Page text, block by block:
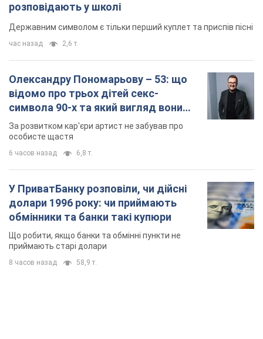
розповідають у школі
Державним символом є тільки перший куплет та приспів пісні
час назад 2,6 т.
Олександру Пономарьову – 53: що
відомо про трьох дітей секс-
символа 90-х та який вигляд вони
мають
За розвитком кар'єри артист не забував про
особисте щастя
6 часов назад 6,8 т.
У ПриватБанку розповіли, чи дійсні
долари 1996 року: чи приймають
обмінники та банки такі купюри
Що робити, якщо банки та обмінні пункти не
приймають старі долари
8 часов назад 58,9 т.